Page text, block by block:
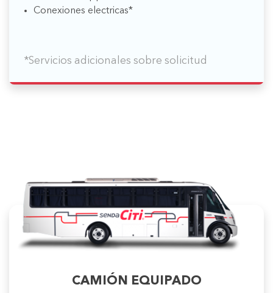
Conexiones electricas*
*Servicios adicionales sobre solicitud
CAMIÓN EQUIPADO